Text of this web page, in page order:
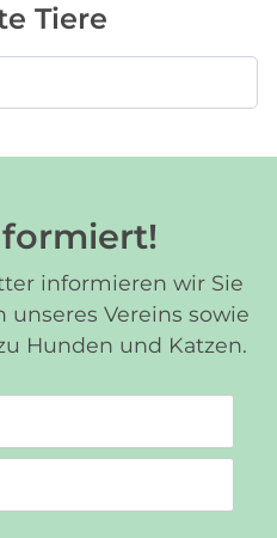
Tiere
informieren wir Sie
Vereins sowie
Hunden und Katzen.